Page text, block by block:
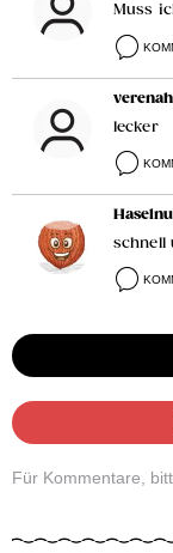
Muss
lecker
schnell
Für Kommentare,